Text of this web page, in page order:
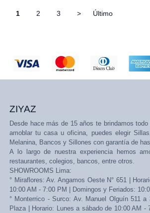
1 2 3 > Último
ZIYAZ
Desde hace más de 15 años te brindamos
amoblar tu casa u oficina, puedes elegir
Melanina, Bancos y Sillones con garantía de
A lo largo de nuestra experiencia hemos
restaurantes, colegios, bancos, entre otros.
SHOWROOMS Lima:
° Miraflores: Av. Angamos Oeste N° 651 |
10:00 AM - 7:00 PM | Domingos y Feriados:
° Monterrico - Surco: Av. Manuel Olguín 511
Plaza | Horario: Lunes a sábado de 10:00 AM -